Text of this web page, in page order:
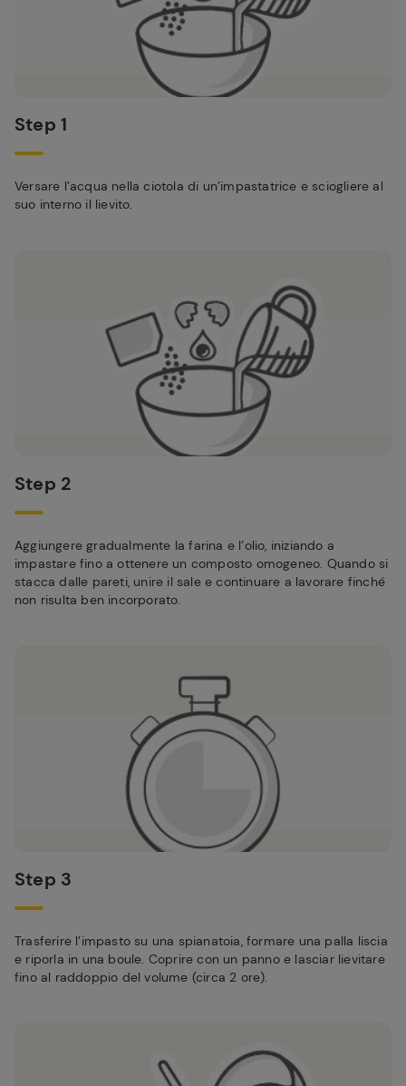
Step 1
Versare l’acqua nella ciotola di un’impastatrice e sciogliere al
suo interno il lievito.
Step 2
Aggiungere gradualmente la farina e l’olio, iniziando a
impastare fino a ottenere un composto omogeneo. Quando si
stacca dalle pareti, unire il sale e continuare a lavorare finché
non risulta ben incorporato.
Step 3
Trasferire l’impasto su una spianatoia, formare una palla liscia
e riporla in una boule. Coprire con un panno e lasciar lievitare
fino al raddoppio del volume (circa 2 ore).